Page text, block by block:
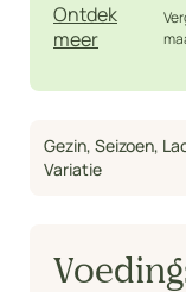
Ontdek
meer
Gezin, Seizoen,
Variatie